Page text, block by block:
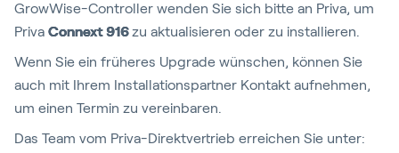
GrowWise-Controller wenden Sie sich bitte an Priva, um
Priva Connext 916 zu aktualisieren oder zu installieren.
Wenn Sie ein früheres Upgrade wünschen, können Sie
auch mit Ihrem Installationspartner Kontakt aufnehmen,
um einen Termin zu vereinbaren.
Das Team vom Priva-Direktvertrieb erreichen Sie unter: